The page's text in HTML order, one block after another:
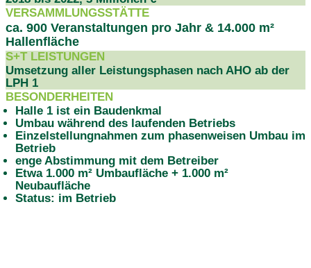
VERSAMMLUNGSSTÄTTE
ca. 900 Veranstaltungen pro Jahr & 14.000 m²
Hallenfläche
S+T LEISTUNGEN
Umsetzung aller Leistungsphasen nach AHO ab der
LPH 1
BESONDERHEITEN
Halle 1 ist ein Baudenkmal
Umbau während des laufenden Betriebs
Einzelstellungnahmen zum phasenweisen Umbau im
Betrieb
enge Abstimmung mit dem Betreiber
Etwa 1.000 m² Umbaufläche + 1.000 m²
Neubaufläche
Status: im Betrieb